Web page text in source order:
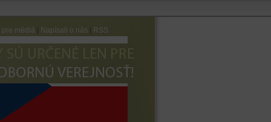
pre médiá Napísali o nás RSS
OPIÁTOCH